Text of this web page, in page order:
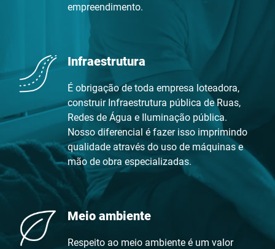
empreendimento.
Infraestrutura
É obrigação de toda empresa loteadora,
construir Infraestrutura pública de Ruas,
Redes de Água e Iluminação pública.
Nosso diferencial é fazer isso imprimindo
qualidade através do uso de máquinas e
mão de obra especializadas.
Meio ambiente
Respeito ao meio ambiente é um valor